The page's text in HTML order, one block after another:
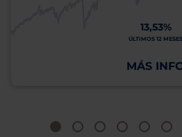
13,53%
ÚLTIMOS 12 MESES
MÁS